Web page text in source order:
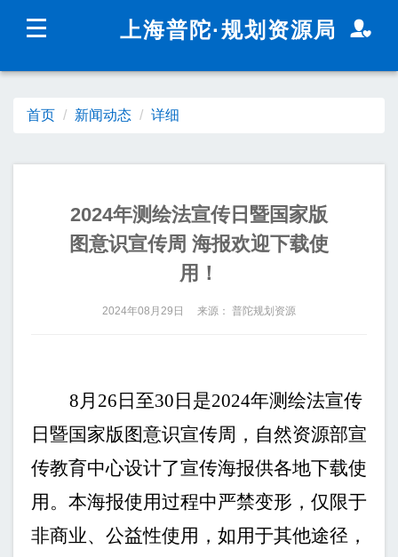
上海城市精神： 海纳百川
新闻动态 政务公开
上海普陀·规划资源局
首页 新闻动态 详细
2024年测绘法宣传日暨国家版
图意识宣传周 海报欢迎下载使
用！
2024年08月29日 来源： 普陀规划资源
8月 26 日至30 日是2024年测绘法宣传
日暨国家版图意识宣传周，自然资源部宣
传教育中心设计了宣传海报供各地下载使
用。本海报使用过程中严禁变形，仅限于
非商业、公益性使用，如用于其他途径，